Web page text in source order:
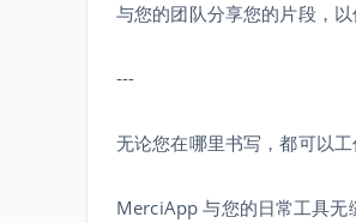
与您的团队分享您的片段，
---
无论您在哪里书写，都可以
MerciApp 与您的日常工具无